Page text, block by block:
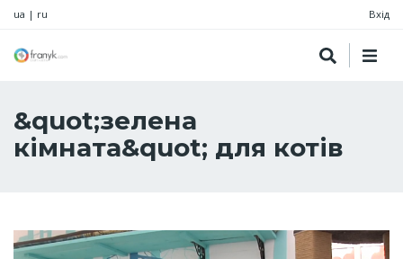
ua | ru Вхід
&quot;зелена
кімната&quot; для котів